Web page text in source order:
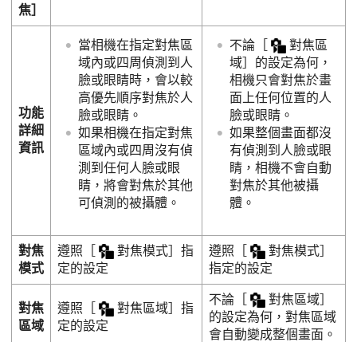
焦］
功能
詳細
資訊
當相機在指定對焦區
域內或四周偵測到人
臉或眼睛時，會以較
高優先順序對焦於人
臉或眼睛。
如果相機在指定對焦
區域內或四周沒有偵
測到任何人臉或眼
睛，將會對焦於其他
可偵測的被攝體。
不論
對焦區
域］ 的設定為何，
相機只會對焦於畫
面上任何位置的人
臉或眼睛。
如果整個畫面都沒
有偵測到人臉或眼
睛，相機不會自動
對焦於其他被攝
體。
對焦
模式
遵照 對焦模式］ 指
定的設定
遵照
對焦模式］
指定的設定
對焦
區域
遵照 對焦區域］ 指
定的設定
不論
對焦區域］
的設定為何，對焦區域
會自動變成整個畫面。